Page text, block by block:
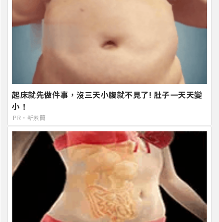
起床就先做件事，沒三天小腹就不見了! 肚子一天天變
小！
PR・新素簡